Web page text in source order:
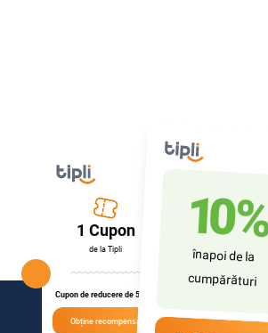
10 %
înapoi de la
cumpărături
1 Cupon
de la Tipli
Cupon de reducere de 50 Lei
Obține recompensa